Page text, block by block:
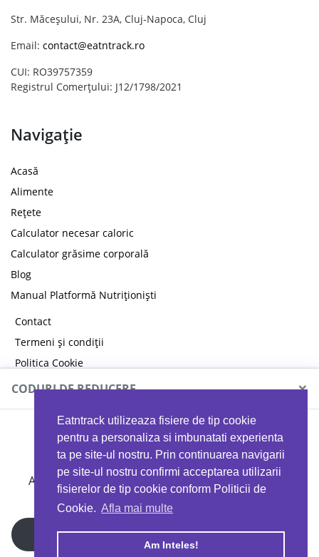
Eatntrack utilizeaza fisiere de tip cookie
pentru a personaliza si imbunatati experienta
ta pe site-ul nostru. Prin continuarea navigarii
pe site-ul nostru confirmi acceptarea utilizarii
fisierelor de tip cookie conform Politicii de
Cookie. Afla mai multe
Am Inteles!
Str. Măceșului, Nr. 23A, Cluj-Napoca, Cluj
Email: contact@eatntrack.ro
CUI: RO39757359
Registrul Comerțului: J12/1798/2021
Navigație
Acasă
Alimente
Rețete
Calculator necesar caloric
Calculator grăsime corporală
Blog
Manual Platformă Nutriționiști
Contact
Termeni și condiții
Politica Cookie
Politica de confidențialitate
CODURI DE REDUCERE ×
MYPROTEIN
Ai 40%reducere la orice comandă folosind codul
EATTRACK
Profită acum